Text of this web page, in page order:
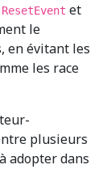
ResetEvent et
le
en évitant les
les race
plusieurs
adopter dans